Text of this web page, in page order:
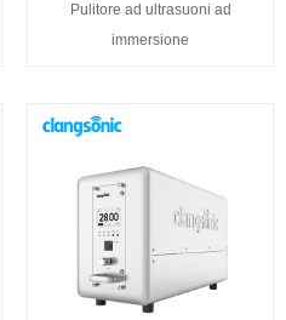
Pulitore ad ultrasuoni ad
immersione